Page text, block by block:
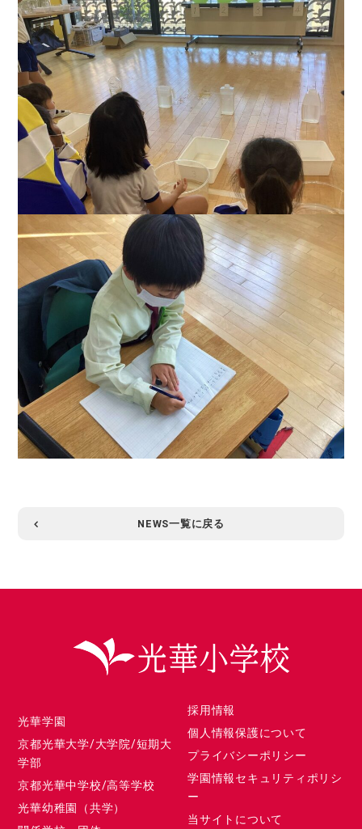
NEWS一覧に戻る
光華学園
京都光華大学/大学院/短期大
学部
京都光華中学校/高等学校
光華幼稚園（共学）
採用情報
個人情報保護について
プライバシーポリシー
学園情報セキュリティポリシ
ー
当サイトについて